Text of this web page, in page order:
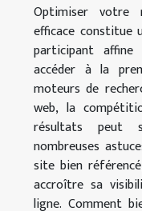
Optimiser votre
efficace constitue
participant
accéder à la
moteurs de
web, la
résultats peut
nombreuses
site bien
accroître sa
ligne. Comment